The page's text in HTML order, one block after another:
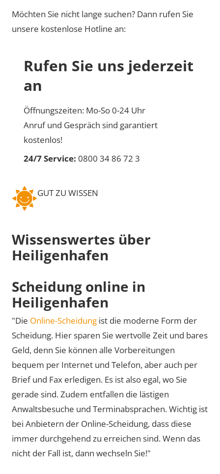
Möchten Sie nicht lange suchen? Dann rufen Sie
unsere kostenlose Hotline an:
Rufen Sie uns jederzeit
an
Öffnungszeiten: Mo-So 0-24 Uhr
Anruf und Gespräch sind garantiert
kostenlos!
24/7 Service: 0800 34 86 72 3
GUT ZU WISSEN
Wissenswertes über
Heiligenhafen
Scheidung online in
Heiligenhafen
"Die Online-Scheidung ist die moderne Form der
Scheidung. Hier sparen Sie wertvolle Zeit und bares
Geld, denn Sie können alle Vorbereitungen
bequem per Internet und Telefon, aber auch per
Brief und Fax erledigen. Es ist also egal, wo Sie
gerade sind. Zudem entfallen die lästigen
Anwaltsbesuche und Terminabsprachen. Wichtig ist
bei Anbietern der Online-Scheidung, dass diese
immer durchgehend zu erreichen sind. Wenn das
nicht der Fall ist, dann wechseln Sie!"